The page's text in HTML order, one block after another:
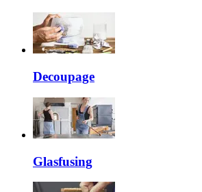
Decoupage
Glasfusing